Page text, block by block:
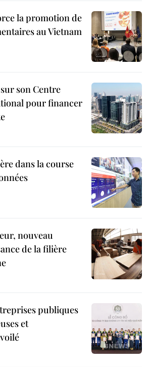
la promotion de
au Vietnam
son Centre
pour financer
dans la course
nouveau
de la filière
publiques
et